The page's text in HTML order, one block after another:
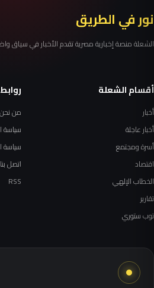
نور في الطريق
الشعلة منصة إخبارية مصرية تقدم الأخبار في سياق
أقسام الشعلة
أخبار
أخبار عاجلة
أسرة ومجتمع
اقتصاد
الخطاب الإلهي
تقارير
توب ستوري
من نحن
سياسة
سياسة
اتصل بنا
RSS